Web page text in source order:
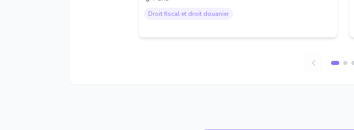
Droit fiscal et droit douanier